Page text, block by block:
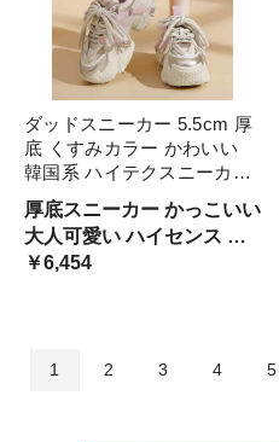
ダッドスニーカー 5.5cm 厚
底 くすみカラー かわいい
韓国系 ハイテクスニーカー
レディース ごつ可愛い メタ
リック シルバー ピンク 紫
パープル ベージュ グレー
グラデーション 淡色 黒
厚底スニーカー かっこいい
大人可愛い ハイセンス オ
ルチャン 韓国女子 おしゃ
ザー
￥6,454
1 2 3 4 5